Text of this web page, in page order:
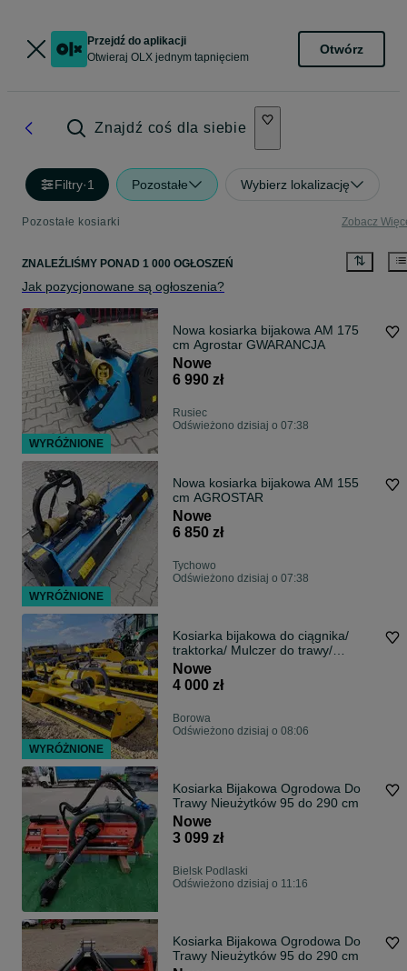
Przejdź do aplikacji
Otwieraj OLX jednym tapnięciem
Otwórz
Znajdź coś dla siebie
Filtry·1 Pozostałe Wybierz lokalizację
Pozostałe kosiarki Zobacz
ZNALEŹLIŚMY PONAD 1 000 OGŁOSZEŃ
Jak pozycjonowane są ogłoszenia?
Nowa kosiarka bijakowa AM 175
cm Agrostar GWARANCJA
Nowe
6 990 zł
Rusiec
Odświeżono dzisiaj o 07:38
Nowa kosiarka bijakowa AM 155
cm AGROSTAR
Nowe
6 850 zł
Tychowo
Odświeżono dzisiaj o 07:38
Kosiarka bijakowa do ciągnika/
traktorka/ Mulczer do trawy/
nieużytków na młotkach/ różne
szerokości od 95cm do 2m
Nowe
4 000 zł
Borowa
Odświeżono dzisiaj o 08:06
Kosiarka Bijakowa Ogrodowa Do
Trawy Nieużytków 95 do 290 cm
Nowe
3 099 zł
Bielsk Podlaski
Odświeżono dzisiaj o 11:16
Kosiarka Bijakowa Ogrodowa Do
Trawy Nieużytków 95 do 290 cm
WYRÓŻNIONE
WYRÓŻNIONE
WYRÓŻNIONE